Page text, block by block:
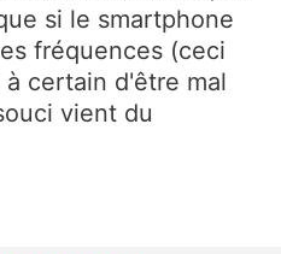
si le smartphone
fréquences (ceci
certain d'être mal
vient du